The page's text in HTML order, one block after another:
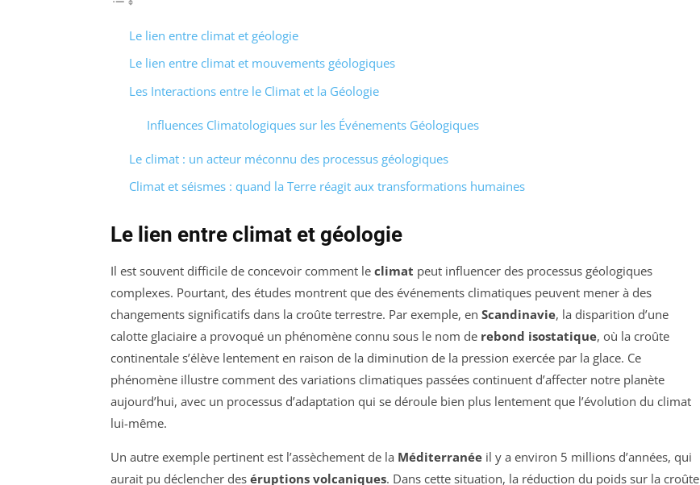
Le lien entre climat et géologie
Le lien entre climat et mouvements géologiques
Les Interactions entre le Climat et la Géologie
Influences Climatologiques sur les Événements Géologiques
Le climat : un acteur méconnu des processus géologiques
Climat et séismes : quand la Terre réagit aux transformations humaines
Le lien entre climat et géologie
Il est souvent difficile de concevoir comment le climat peut influencer des processus géologiques
complexes. Pourtant, des études montrent que des événements climatiques peuvent mener à des
changements significatifs dans la croûte terrestre. Par exemple, en Scandinavie, la disparition d’une
calotte glaciaire a provoqué un phénomène connu sous le nom de rebond isostatique, où la croûte
continentale s’élève lentement en raison de la diminution de la pression exercée par la glace. Ce
phénomène illustre comment des variations climatiques passées continuent d’affecter notre planète
aujourd’hui, avec un processus d’adaptation qui se déroule bien plus lentement que l’évolution du climat
lui-même.
Un autre exemple pertinent est l’assèchement de la Méditerranée il y a environ 5 millions d’années, qui
aurait pu déclencher des éruptions volcaniques. Dans cette situation, la réduction du poids sur la croûte